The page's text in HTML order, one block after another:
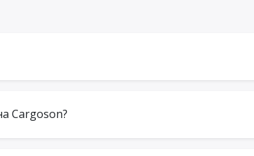
Cargoson?